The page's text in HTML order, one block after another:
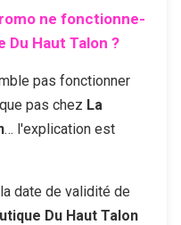
ne fonctionne-
Du Haut Talon ?
pas fonctionner
pas chez La
… l'explication est
date de validité de
Du Haut Talon